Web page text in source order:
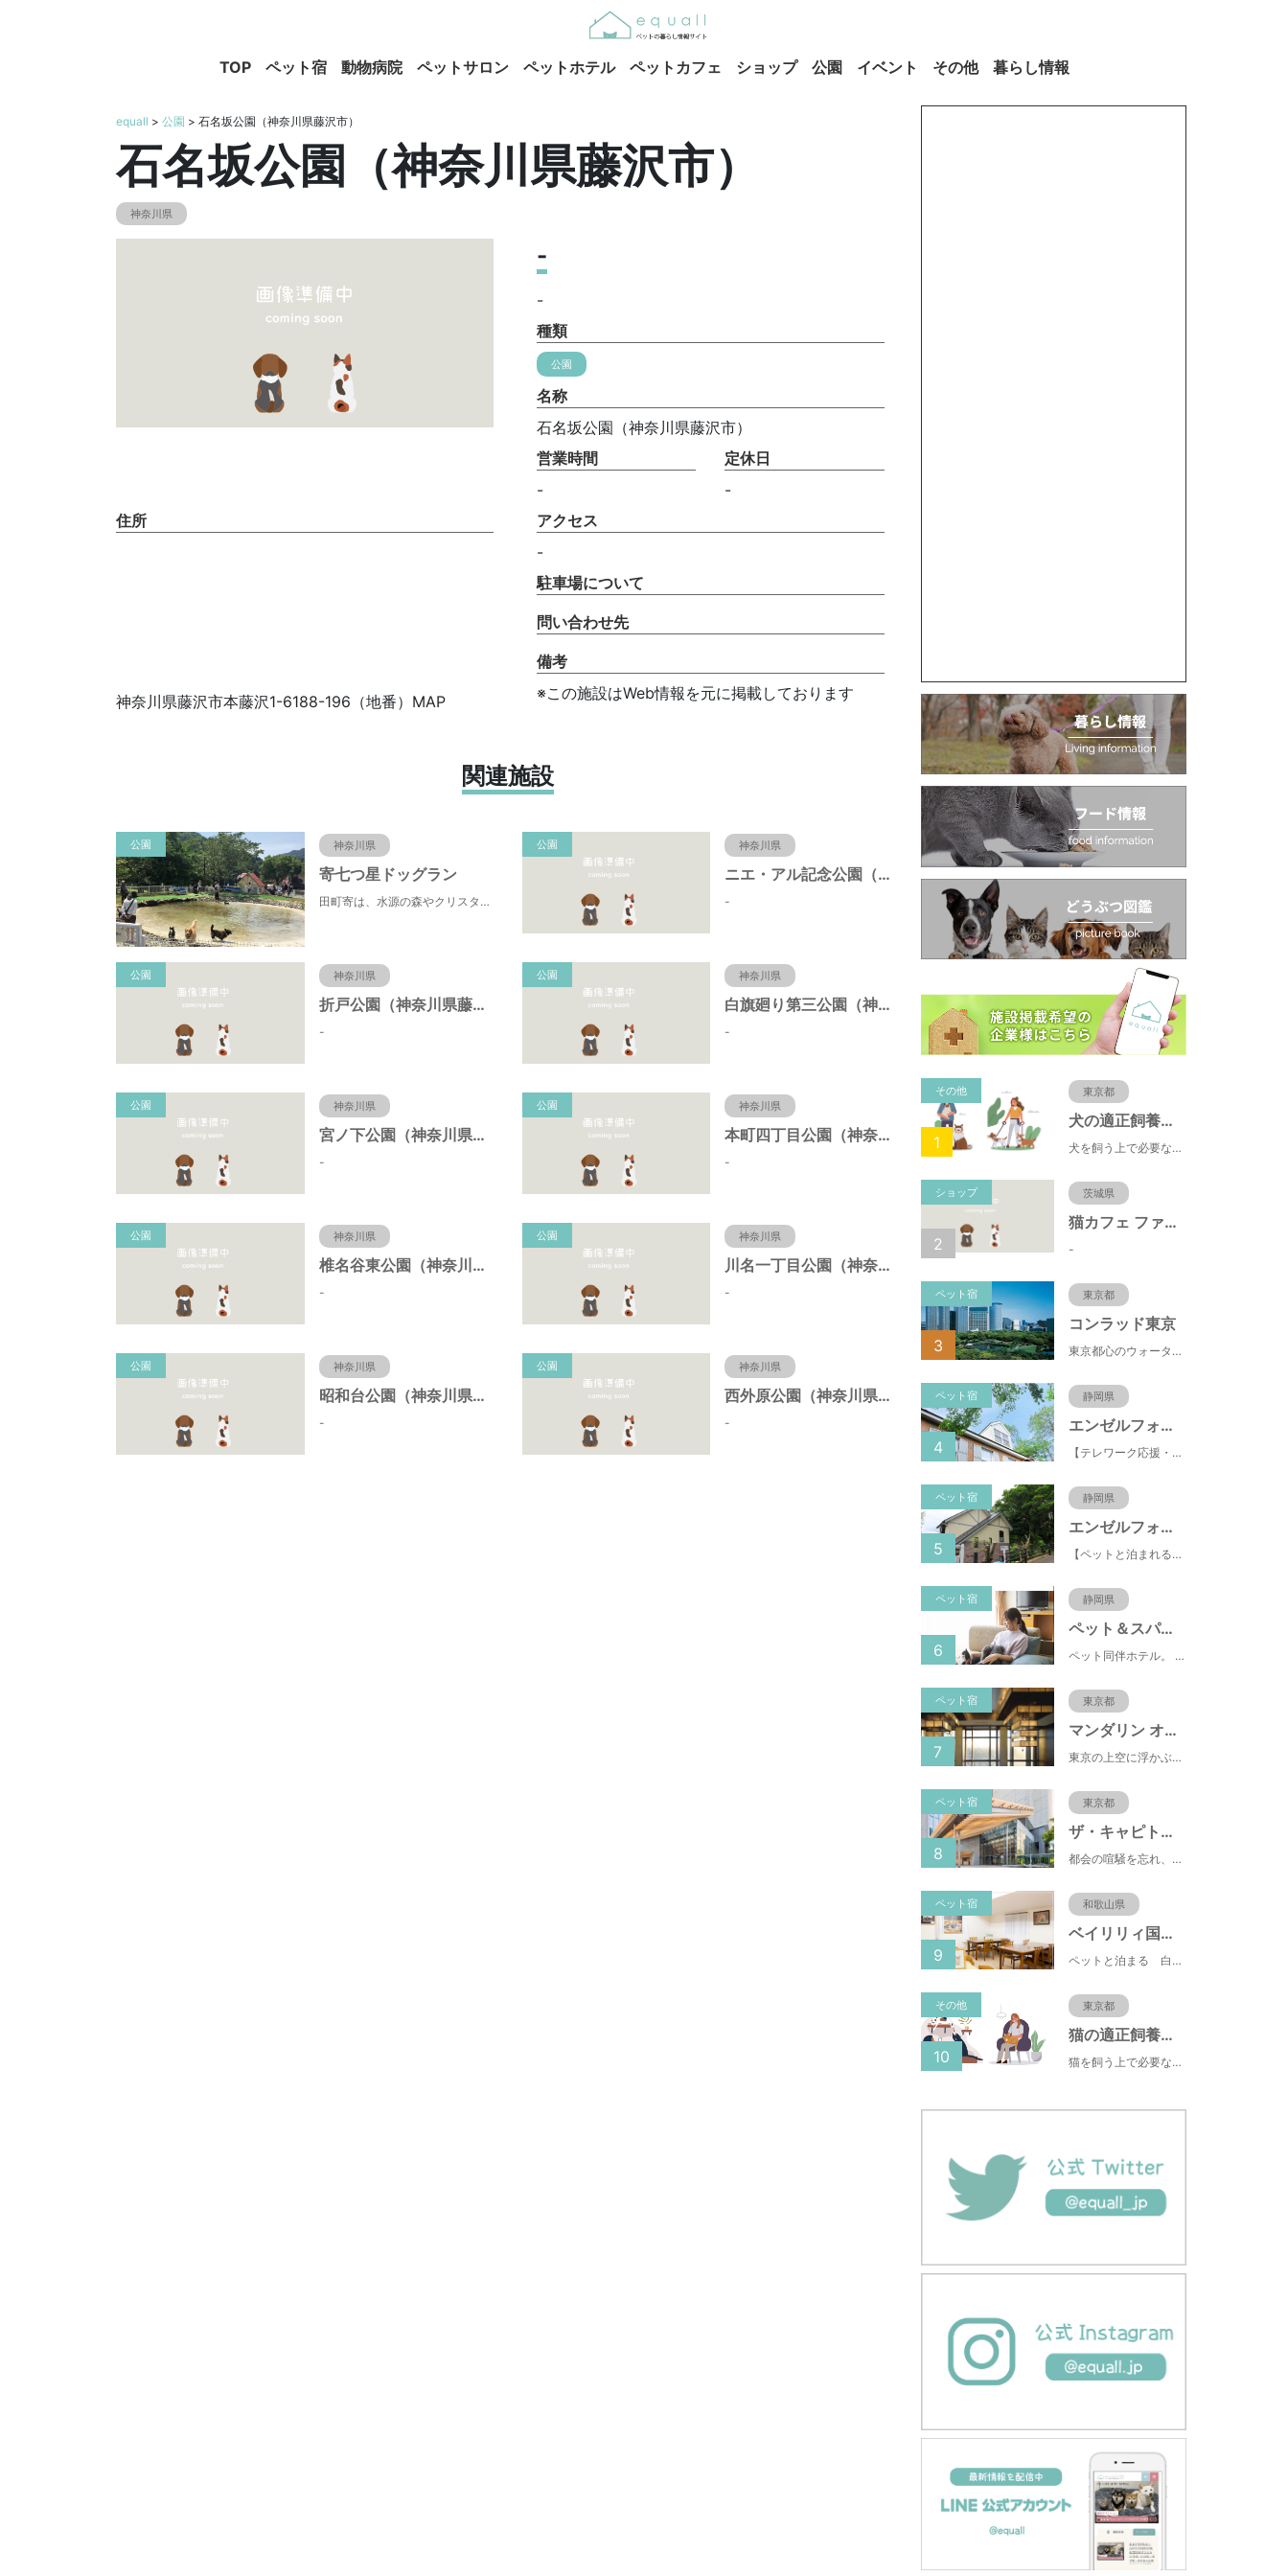
TOP ペット宿 動物病院 ペットサロン ペットホテル ペットカフェ ショップ 公園 イベント その他 暮らし情報
equall > 公園 > 石名坂公園（神奈川県藤沢市）
石名坂公園（神奈川県藤沢市）
神奈川県
-
-
種類
公園
名称
石名坂公園（神奈川県藤沢市）
営業時間
-
定休日
-
住所
神奈川県藤沢市本藤沢1-6188-196（地番）MAP
アクセス
-
駐車場について
問い合わせ先
備考
※この施設はWeb情報を元に掲載しております
関連施設
公園 神奈川県
寄七つ星ドッグラン
田町寄は、水源の森やクリスタルな清流 、 満天の星空などの豊かな自然に包まれ、 食や農、芸術の魅力あふれる川の里です。 ドッグランエリアを中心とした『やどりき七つ星ヴィレッジ』を ゆっくりお楽しみください。
公園 神奈川県
ニエ・アル記念公園（神奈川県藤沢市）
-
公園 神奈川県
折戸公園（神奈川県藤沢市）
-
公園 神奈川県
白旗廻り第三公園（神奈川県藤沢市）
-
公園 神奈川県
宮ノ下公園（神奈川県藤沢市）
-
公園 神奈川県
本町四丁目公園（神奈川県藤沢市）
-
公園 神奈川県
椎名谷東公園（神奈川県藤沢市）
-
公園 神奈川県
川名一丁目公園（神奈川県藤沢市）
-
公園 神奈川県
昭和台公園（神奈川県藤沢市）
-
公園 神奈川県
西外原公園（神奈川県藤沢市）
-
その他 東京都
犬の適正飼養クイズ
犬を飼う上で必要な責任やマナー、健康管理について学ぶことができます。
1
ショップ 茨城県
猫カフェ ファミリーズ
-
2
ペット宿 東京都
コンラッド東京
東京都心のウォーターフロントに位置し、都内全域へのアクセスへも便利なコンラッド東京は、銀座や新橋へ徒歩圏内、明治神宮や浅草、六本木などの観光・ショッピングエリアにもアクセス至便。また、東京駅まで10分、羽田空港まで25分、丸の内などの主要ビジネス街へのアクセスにも優れ、ビジネスにも最適のロケーションです。
3
ペット宿 静岡県
エンゼルフォレスト伊豆スカイライン
【テレワーク応援・ペットと泊まれる】ゴルフ場隣接のまるごと貸切別荘（自炊OK）
4
ペット宿 静岡県
エンゼルフォレスト伊豆高原(赤沢望洋台)
【ペットと泊まれる】源泉かけ流し温泉付の1棟貸切別荘（自炊OK）全別荘内装リフォーム済み♪
5
ペット宿 静岡県
ペット＆スパホテル伊豆高原
ペット同伴ホテル。 快適な施設と癒しの温泉、京風懐石をご堪能ください。
6
ペット宿 東京都
マンダリン オリエンタル 東京
東京の上空に浮かぶマンダリン オリエンタル 東京は、眼下にすばらしい風景が広がるラグジュアリーな5つ星ホテルです。凜とした風格ある佇まいと和モダンのスタイルに、最新鋭のテクノロジー、定評あるスパ、驚きと感動に満ちた食体験、卓越したサービスを融合させ、真心を込めてお客さまをおもてなしいたします。
7
ペット宿 東京都
ザ・キャピトルホテル
都会の喧騒を忘れ、日常から解き放たれるひとときをお約束いたします ザ・キャピトルホテル 東急の客室は14室のスイートを含む全251室がすべてが44.8m²以上ゆとりの広さ。 日本の伝統的な建築様式を取り入れ、障子や襖をしつらえた洗練された和モダンな空間が和らぎの時間を演出します。 そして窓からは、国会議事堂をはじめとする東京の街並みを見渡すパノラマビューがお楽しみいただけます。
8
ペット宿 和歌山県
ベイリリィ国民宿舎しらゆり荘
ペットと泊まる 白浜温泉 ベイリリィ国民宿舎しらゆり荘
9
その他 東京都
猫の適正飼養クイズ
猫を飼う上で必要な責任やマナー、健康管理について学ぶことができます。
10